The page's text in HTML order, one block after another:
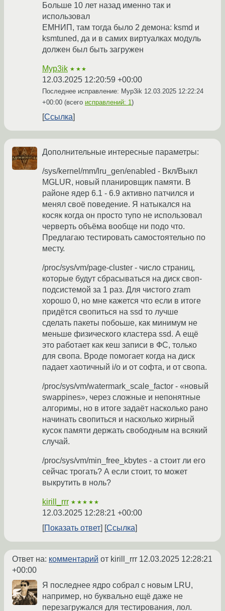
Больше 10 лет назад именно так и
использовал
ЕМНИП, там тогда было 2 демона: ksmd и
ksmtuned, да и в самих виртуалках модуль
должен был быть загружен
Myp3ik ★★★
12.03.2025 12:20:59 +00:00
Последнее исправление: Myp3ik 12.03.2025 12:22:24
+00:00 (всего исправлений: 1)
Ссылка
Дополнительные интересные параметры:
/sys/kernel/mm/lru_gen/enabled - Вкл/Выкл
MGLUR, новый планировщик памяти. В
районе ядер 6.1 - 6.9 активно патчился и
менял своё поведение. Я натыкался на
косяк когда он просто тупо не использовал
черверть объёма вообще ни подо что.
Предлагаю тестировать самостоятельно по
месту.
/proc/sys/vm/page-cluster - число страниц,
которые будут сбрасываться на диск своп-
подсистемой за 1 раз. Для чистого zram
хорошо 0, но мне кажется что если в итоге
придётся свопиться на ssd то лучше
сделать пакеты побоьше, как минимум не
меньше физического кластера ssd. А ещё
это работает как кеш записи в ФС, только
для свопа. Вроде помогает когда на диск
падает хаотичный i/o и от софта, и от свопа.
/proc/sys/vm/watermark_scale_factor - «новый
swappines», через сложные и непонятные
алгоримы, но в итоге задаёт насколько рано
начинать свопиться и насколько жирный
кусок памяти держать свободным на всякий
случай.
/proc/sys/vm/min_free_kbytes - а стоит ли его
сейчас трогать? А если стоит, то может
выкрутить в ноль?
kirill_rrr ★★★★★
12.03.2025 12:28:21 +00:00
Показать ответ
Ссылка
Ответ на: комментарий от kirill_rrr 12.03.2025 12:28:21
+00:00
Я последнее ядро собрал с новым LRU,
например, но буквально ещё даже не
перезагружался для тестирования, лол.